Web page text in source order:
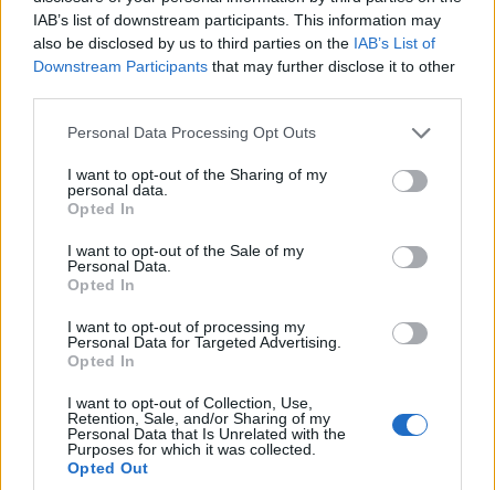
IAB’s list of downstream participants. This information may
also be disclosed by us to third parties on the IAB’s List of
Downstream Participants that may further disclose it to other
Please note that this website/app uses one or more Google
not limited to your visit or usage behaviour. You may click to
grant or deny consent to Google and its third-party tags to
use your data for below specified purposes in below Google
consent section.
Personal Data Processing Opt Outs
I want to opt-out of the Sharing of my
personal data.
Opted In
I want to opt-out of the Sale of my
Personal Data.
Opted In
I want to opt-out of processing my
Personal Data for Targeted Advertising.
Opted In
I want to opt-out of Collection, Use,
Retention, Sale, and/or Sharing of my
Personal Data that Is Unrelated with the
Purposes for which it was collected.
Opted Out
Egyelőre nem érkezett hír a hiba kijavításáról, így azt
ajánljuk a felhasználóknak, hogy az új Windows 10
tartalékmásolatot fontos fájljaikról.